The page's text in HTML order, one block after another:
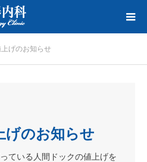
げのお知らせ
げのお知らせ
ている人間ドックの値上げを